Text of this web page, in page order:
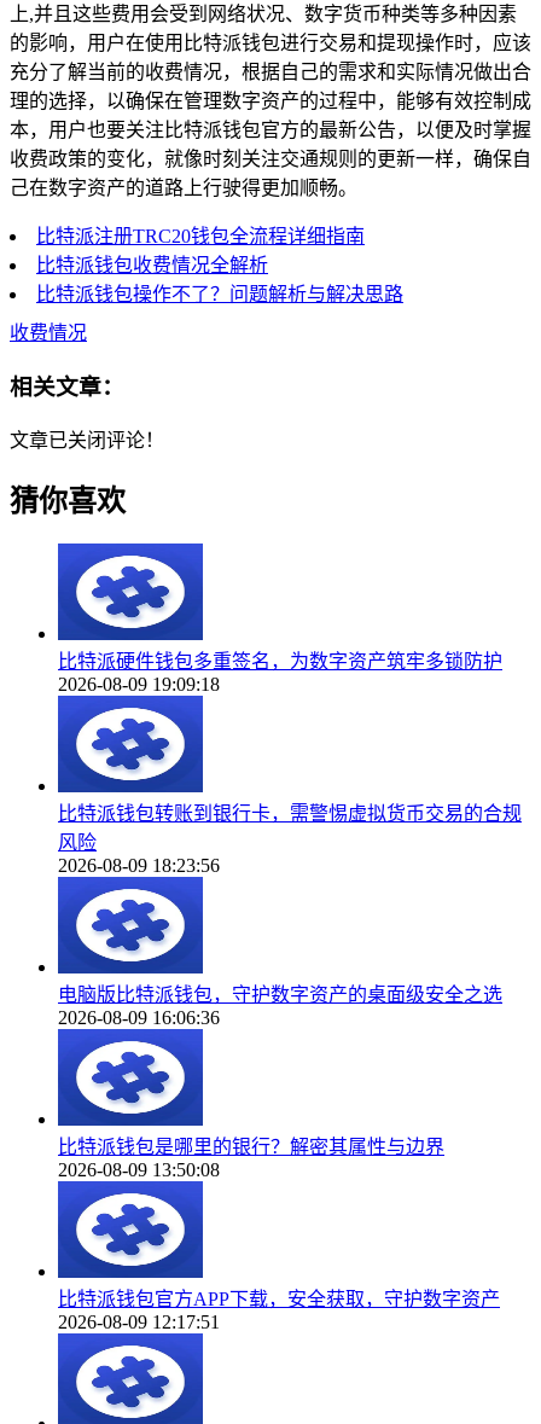
上,并且这些费用会受到网络状况、数字货币种类等多种因素
的影响，用户在使用比特派钱包进行交易和提现操作时，应该
充分了解当前的收费情况，根据自己的需求和实际情况做出合
理的选择，以确保在管理数字资产的过程中，能够有效控制成
本，用户也要关注比特派钱包官方的最新公告，以便及时掌握
收费政策的变化，就像时刻关注交通规则的更新一样，确保自
己在数字资产的道路上行驶得更加顺畅。
比特派注册TRC20钱包全流程详细指南
比特派钱包收费情况全解析
比特派钱包操作不了？问题解析与解决思路
收费情况
相关文章：
文章已关闭评论！
猜你喜欢
比特派硬件钱包多重签名，为数字资产筑牢多锁防护
2026-08-09 19:09:18
比特派钱包转账到银行卡，需警惕虚拟货币交易的合规
风险
2026-08-09 18:23:56
电脑版比特派钱包，守护数字资产的桌面级安全之选
2026-08-09 16:06:36
比特派钱包是哪里的银行？解密其属性与边界
2026-08-09 13:50:08
比特派钱包官方APP下载，安全获取，守护数字资产
2026-08-09 12:17:51